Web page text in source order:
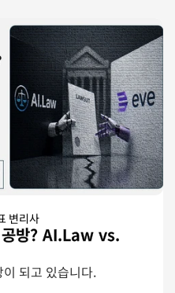
변리사
방? AI.Law vs.
되고 있습니다.